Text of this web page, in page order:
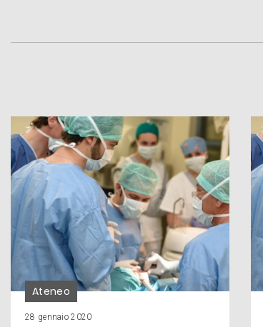
Ateneo
28 gennaio 2020